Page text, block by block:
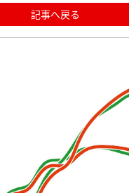
記事へ戻る